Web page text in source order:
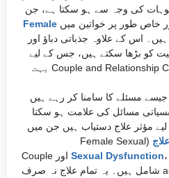
کی وجہ سے ہو سکتا ہے، جن
خاص طور پر خواتین میں Female
اس کے علاوہ جذباتی دباؤ اور
کو بڑھا سکتے ہیں، جس کے لیے
اور Couple and Relationship Counselling بہت
جیسے مسئلے کا سامنا کر رہے ہیں
مسائل کی علامت ہو سکتا
مؤثر علاج دستیاب ہیں جن میں
(Female Sexual
Sexual Dysfunction،
اور Couple
and Relationship Counselling شامل ہیں۔ یہ تمام علاج نہ صرف